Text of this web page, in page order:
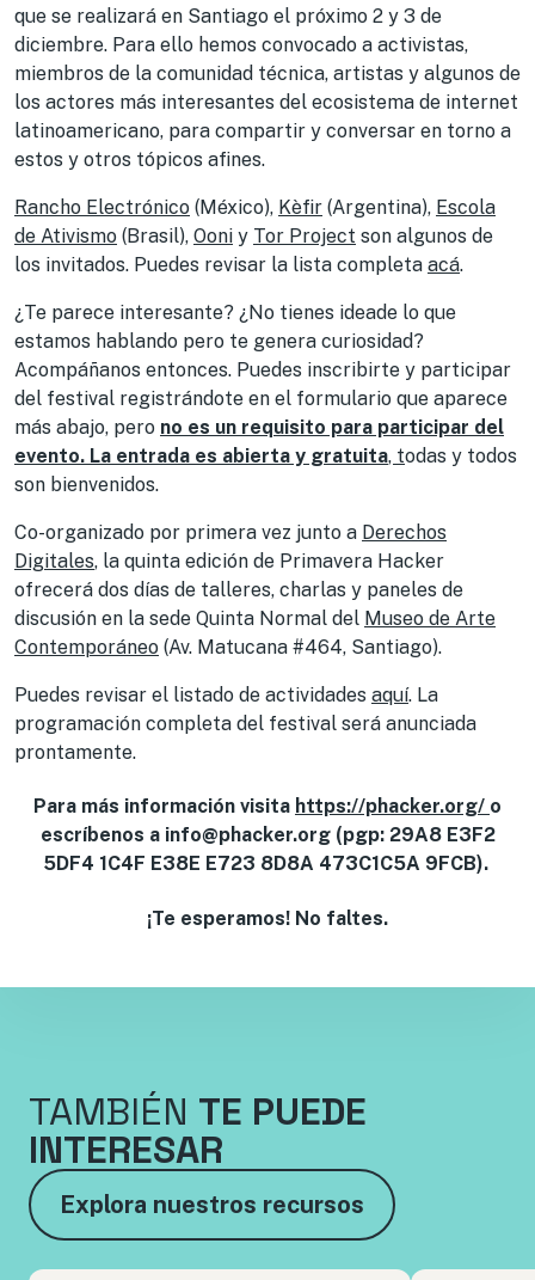
que se realizará en Santiago el próximo 2 y 3 de
diciembre. Para ello hemos convocado a activistas,
miembros de la comunidad técnica, artistas y algunos de
los actores más interesantes del ecosistema de internet
latinoamericano, para compartir y conversar en torno a
estos y otros tópicos afines.
Rancho Electrónico (México), Kèfir (Argentina), Escola
de Ativismo (Brasil), Ooni y Tor Project son algunos de
los invitados. Puedes revisar la lista completa acá.
¿Te parece interesante? ¿No tienes ideade lo que
estamos hablando pero te genera curiosidad?
Acompáñanos entonces. Puedes inscribirte y participar
del festival registrándote en el formulario que aparece
más abajo, pero no es un requisito para participar del
evento. La entrada es abierta y gratuita, todas y todos
son bienvenidos.
Co-organizado por primera vez junto a Derechos
Digitales, la quinta edición de Primavera Hacker
ofrecerá dos días de talleres, charlas y paneles de
discusión en la sede Quinta Normal del Museo de Arte
Contemporáneo (Av. Matucana #464, Santiago).
Puedes revisar el listado de actividades aquí. La
programación completa del festival será anunciada
prontamente.
Para más información visita https://phacker.org/ o
escríbenos a info@phacker.org (pgp: 29A8 E3F2
5DF4 1C4F E38E E723 8D8A 473C1C5A 9FCB).
¡Te esperamos! No faltes.
TAMBIÉN TE PUEDE
INTERESAR
Explora nuestros recursos